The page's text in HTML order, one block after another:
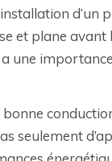
d’un
et plane avant
une
seulement